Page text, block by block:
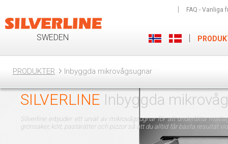
PRODUKTER Inbyggda mikrovågsugnar
SILVERLINE Inbyggda
Silverline erbjuder ett urval av mikrovågsugnar för att underlätta
grönsaker, kött, pastarätter och pizzor så att du alltid får bästa resultat
FAQ - Vanliga
SWEDEN